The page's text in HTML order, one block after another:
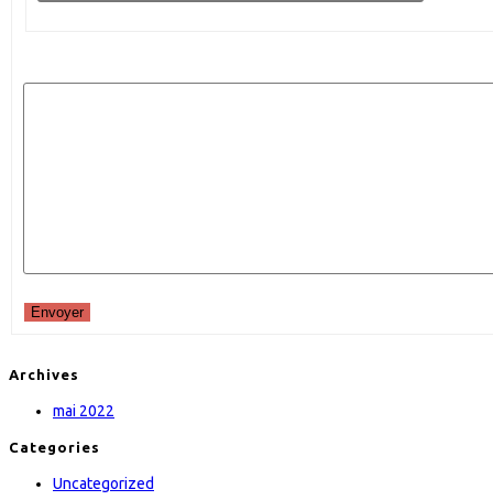
Envoyer
Archives
mai 2022
Categories
Uncategorized